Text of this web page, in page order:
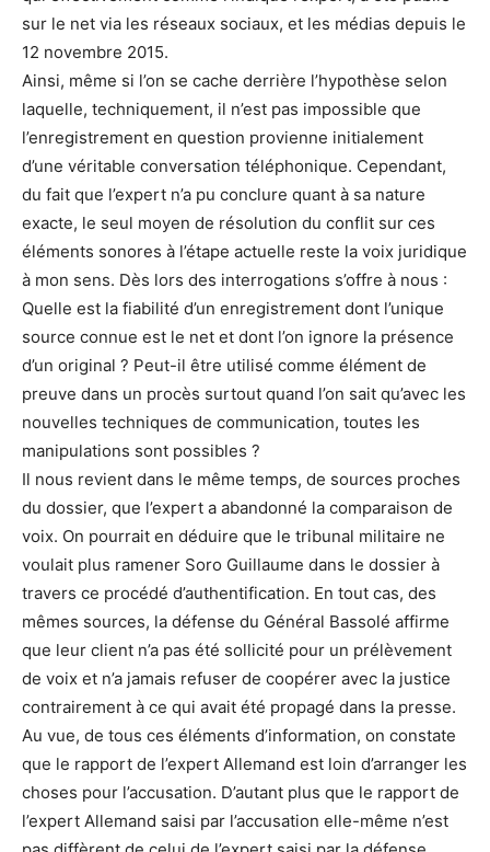
sur le net via les réseaux sociaux, et les médias depuis le
12 novembre 2015.
Ainsi, même si l’on se cache derrière l’hypothèse selon
laquelle, techniquement, il n’est pas impossible que
l’enregistrement en question provienne initialement
d’une véritable conversation téléphonique. Cependant,
du fait que l’expert n’a pu conclure quant à sa nature
exacte, le seul moyen de résolution du conflit sur ces
éléments sonores à l’étape actuelle reste la voix juridique
à mon sens. Dès lors des interrogations s’offre à nous :
Quelle est la fiabilité d’un enregistrement dont l’unique
source connue est le net et dont l’on ignore la présence
d’un original ? Peut-il être utilisé comme élément de
preuve dans un procès surtout quand l’on sait qu’avec les
nouvelles techniques de communication, toutes les
manipulations sont possibles ?
Il nous revient dans le même temps, de sources proches
du dossier, que l’expert a abandonné la comparaison de
voix. On pourrait en déduire que le tribunal militaire ne
voulait plus ramener Soro Guillaume dans le dossier à
travers ce procédé d’authentification. En tout cas, des
mêmes sources, la défense du Général Bassolé affirme
que leur client n’a pas été sollicité pour un prélèvement
de voix et n’a jamais refuser de coopérer avec la justice
contrairement à ce qui avait été propagé dans la presse.
Au vue, de tous ces éléments d’information, on constate
que le rapport de l’expert Allemand est loin d’arranger les
choses pour l’accusation. D’autant plus que le rapport de
l’expert Allemand saisi par l’accusation elle-même n’est